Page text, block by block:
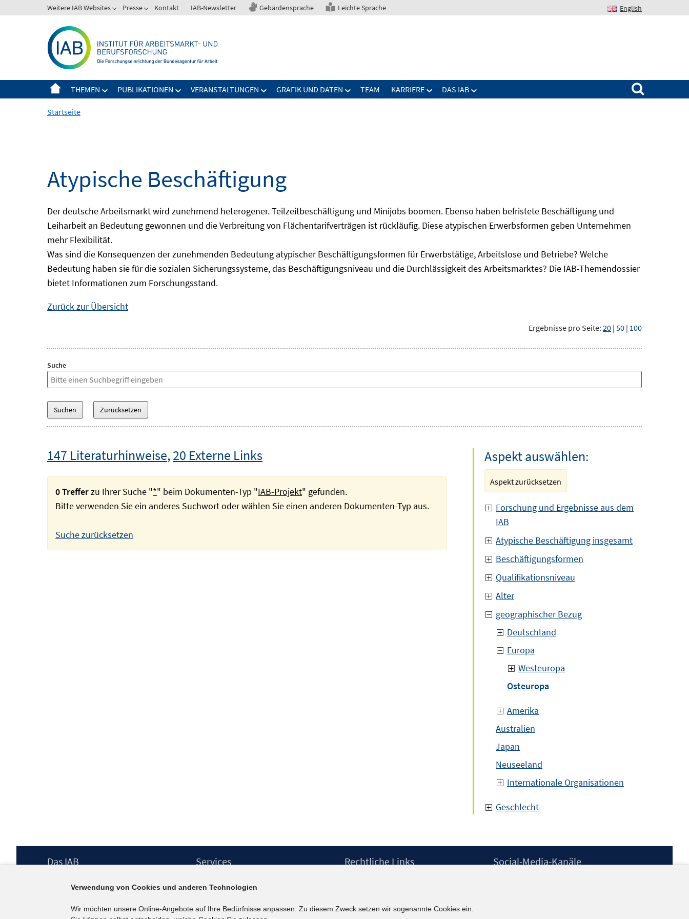
zum
Weitere IAB Websites Presse Kontakt IAB-Newsletter Gebärdensprache Leichte Sprache English
THEMEN PUBLIKATIONEN VERANSTALTUNGEN GRAFIK UND DATEN TEAM KARRIERE DAS IAB
Suchen nach:
Startseite
Atypische Beschäftigung
Der deutsche Arbeitsmarkt wird zunehmend heterogener. Teilzeitbeschäftigung und Minijobs boomen. Ebenso haben befristete Beschäftigung und
Leiharbeit an Bedeutung gewonnen und die Verbreitung von Flächentarifverträgen ist rückläufig. Diese atypischen Erwerbsformen geben Unternehmen
mehr Flexibilität.
Was sind die Konsequenzen der zunehmenden Bedeutung atypischer Beschäftigungsformen für Erwerbstätige, Arbeitslose und Betriebe? Welche
Bedeutung haben sie für die sozialen Sicherungssysteme, das Beschäftigungsniveau und die Durchlässigkeit des Arbeitsmarktes? Die IAB-Themendossier
bietet Informationen zum Forschungsstand.
Zurück zur Übersicht
Ergebnisse pro Seite: 20 | 50 | 100
Suche
147 Literaturhinweise,20 Externe Links
0 Trefferzu Ihrer Suche "*" beim Dokumenten-Typ "IAB-Projekt" gefunden.
Bitte verwenden Sie ein anderes Suchwort oder wählen Sie einen anderen Dokumenten-Typ aus.
Suche zurücksetzen
Aspekt auswählen:
Aspekt zurücksetzen
Forschung und Ergebnisse aus dem
IAB
Atypische Beschäftigung insgesamt
Beschäftigungsformen
Qualifikationsniveau
Alter
geographischer Bezug
Deutschland
Europa
Westeuropa
Osteuropa
Amerika
Australien
Japan
Neuseeland
Internationale Organisationen
Geschlecht
Footer
Das IAB
Berufsforschung (IAB) – unser Leitbild
Institutsleitung
Graduiertenprogramm
Services
IAB-Newsletter
Kontakt
Rechtliche Links
Erklärung zur Barrierefreiheit
Social-Media-Kanäle
Verwendung von Cookies und anderen Technologien
Wir möchten unsere Online-Angebote auf Ihre Bedürfnisse anpassen. Zu diesem Zweck setzen wir sogenannte Cookies ein.